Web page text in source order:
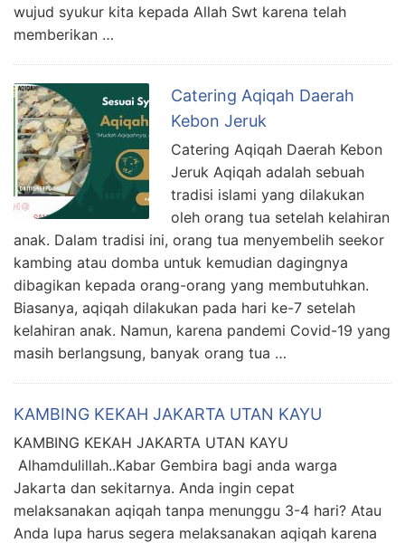
wujud syukur kita kepada Allah Swt karena telah
memberikan …
Catering Aqiqah Daerah
Kebon Jeruk
Catering Aqiqah Daerah Kebon
Jeruk Aqiqah adalah sebuah
tradisi islami yang dilakukan
oleh orang tua setelah kelahiran
anak. Dalam tradisi ini, orang tua menyembelih seekor
kambing atau domba untuk kemudian dagingnya
dibagikan kepada orang-orang yang membutuhkan.
Biasanya, aqiqah dilakukan pada hari ke-7 setelah
kelahiran anak. Namun, karena pandemi Covid-19 yang
masih berlangsung, banyak orang tua …
KAMBING KEKAH JAKARTA UTAN KAYU
KAMBING KEKAH JAKARTA UTAN KAYU
Alhamdulillah..Kabar Gembira bagi anda warga
Jakarta dan sekitarnya. Anda ingin cepat
melaksanakan aqiqah tanpa menunggu 3-4 hari? Atau
Anda lupa harus segera melaksanakan aqiqah karena